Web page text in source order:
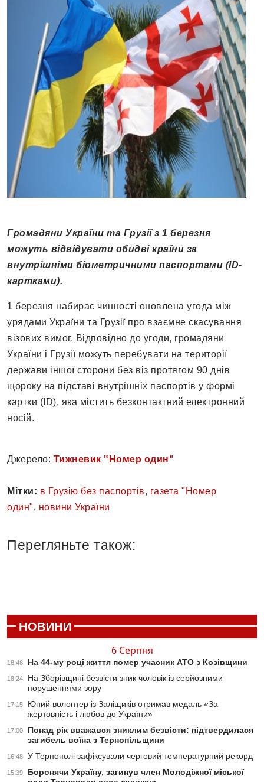
Громадяни України та Грузії з 1 березня
можуть відвідувати обидві країни за
внутрішніми біометричними паспортами (ID-
картками).
1 березня набирає чинності оновлена угода між
урядами України та Грузії про взаємне скасування
візових вимог. Відповідно до угоди, громадяни
України і Грузії можуть перебувати на території
держави іншої сторони без віз протягом 90 днів
щороку на підставі внутрішніх паспортів у формі
картки (ID), яка містить безконтактний електронний
носій.
Джерело: Тижневик "Номер один"
Мітки: в Грузію без паспортів, газета "Номер
один", новини України
Перегляньте також:
НОВИНИ
6 Серпня
18:46 На 44-му році життя помер учасник АТО з Козівщини
18:24
На Зборівщині безвісти зник чоловік із серйозними
порушеннями зору
17:15
Юний волонтер із Заліщиків отримав медаль «За
жертовність і любов до України»
17:00
Понад рік вважався зниклим безвісти: підтвердилася
загибель воїна з Тернопільщини
16:48 У Тернополі зафіксували черговий температурний рекорд
15:39
Боронячи Україну, загинув член Молодіжної міської